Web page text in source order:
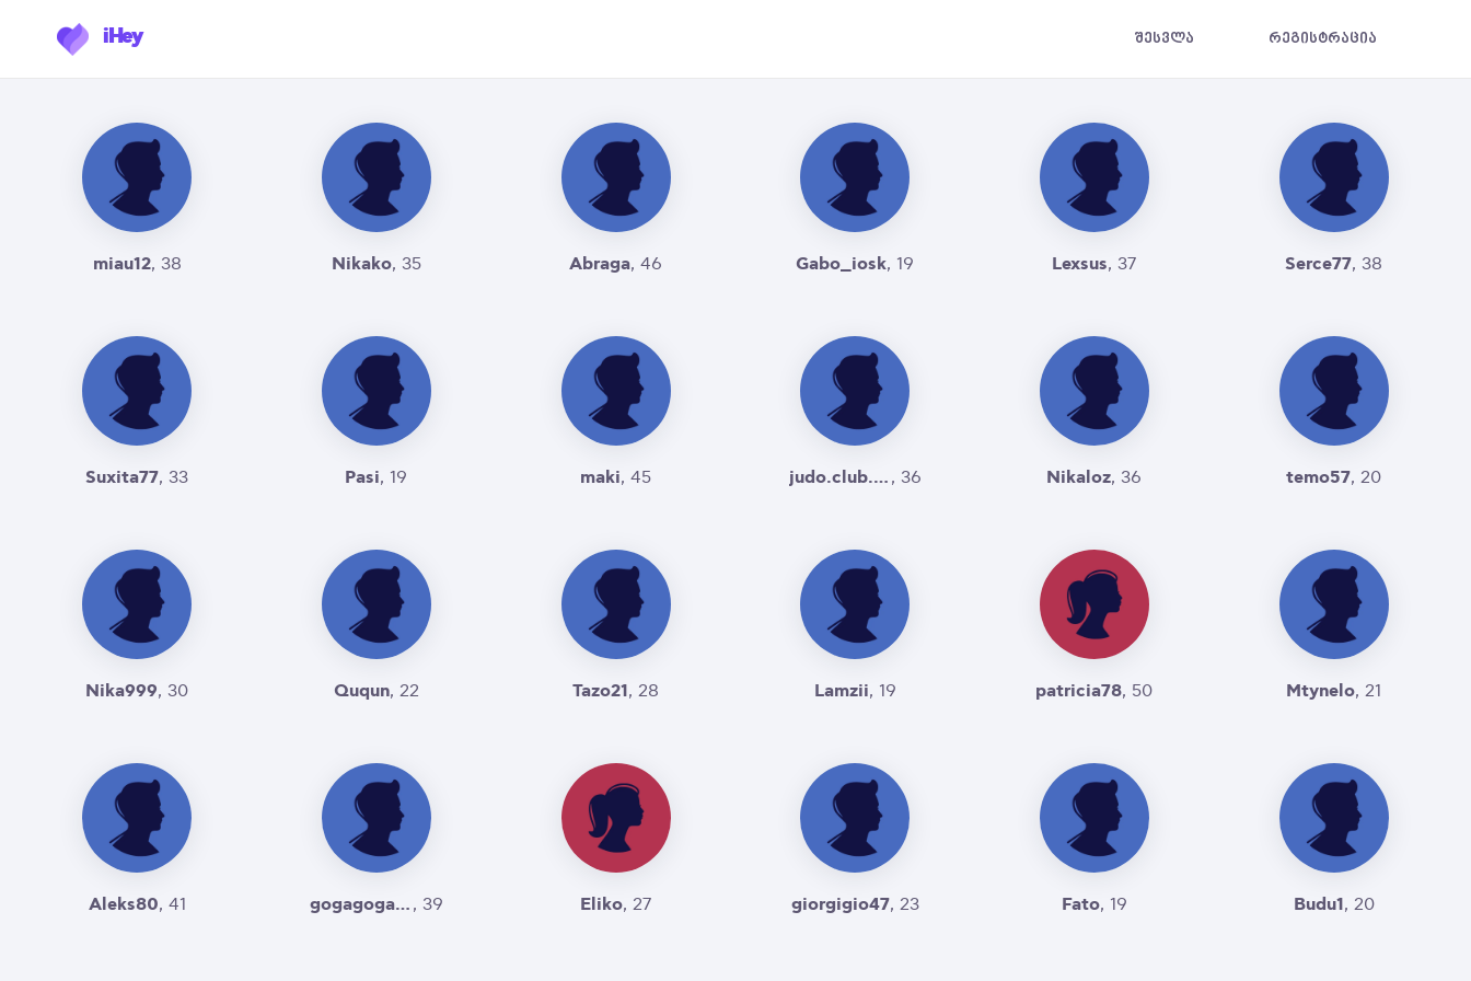
iHey შესვლა რეგისტრაცია
miau12, 38 Nikako, 35 Abraga, 46 Gabo_iosk, 19 Lexsus, 37 Serce77, 38
Suxita77, 33 Pasi, 19 maki, 45 judo.club.basharuli@gmail.com , 36 Nikaloz, 36 temo57, 20
Nika999, 30 Ququn, 22 Tazo21, 28 Lamzii, 19 patricia78, 50 Mtynelo, 21
Aleks80, 41 gogagoga123 , 39 Eliko, 27 giorgigio47, 23 Fato, 19 Budu1, 20